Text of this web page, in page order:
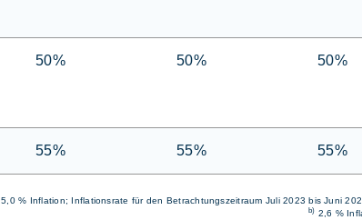
50% 50% 50%
55% 55% 55%
5,0 % Inflation; Inflationsrate für den Betrachtungszeitraum Juli 2023 bis Juni
b) 2,6 %